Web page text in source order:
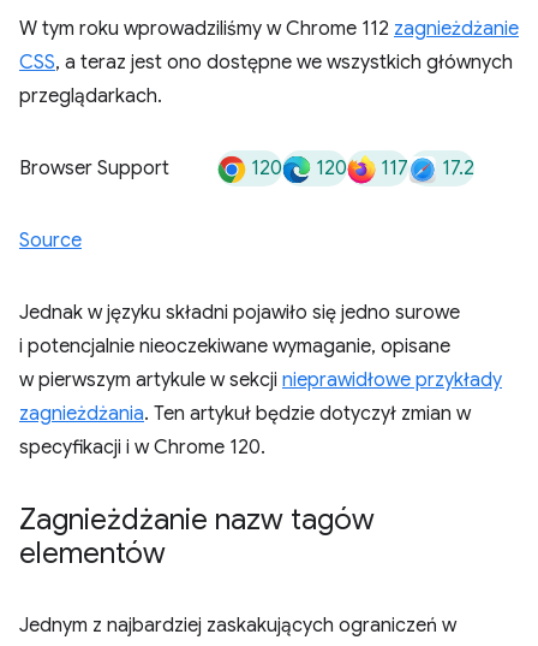
W tym roku wprowadziliśmy w Chrome 112 zagnieżdżanie
CSS, a teraz jest ono dostępne we wszystkich głównych
przeglądarkach.
Browser Support 120 120 117 17.2
Source
Jednak w języku składni pojawiło się jedno surowe
i potencjalnie nieoczekiwane wymaganie, opisane
w pierwszym artykule w sekcji nieprawidłowe przykłady
zagnieżdżania. Ten artykuł będzie dotyczył zmian w
specyfikacji i w Chrome 120.
Zagnieżdżanie nazw tagów
elementów
Jednym z najbardziej zaskakujących ograniczeń w